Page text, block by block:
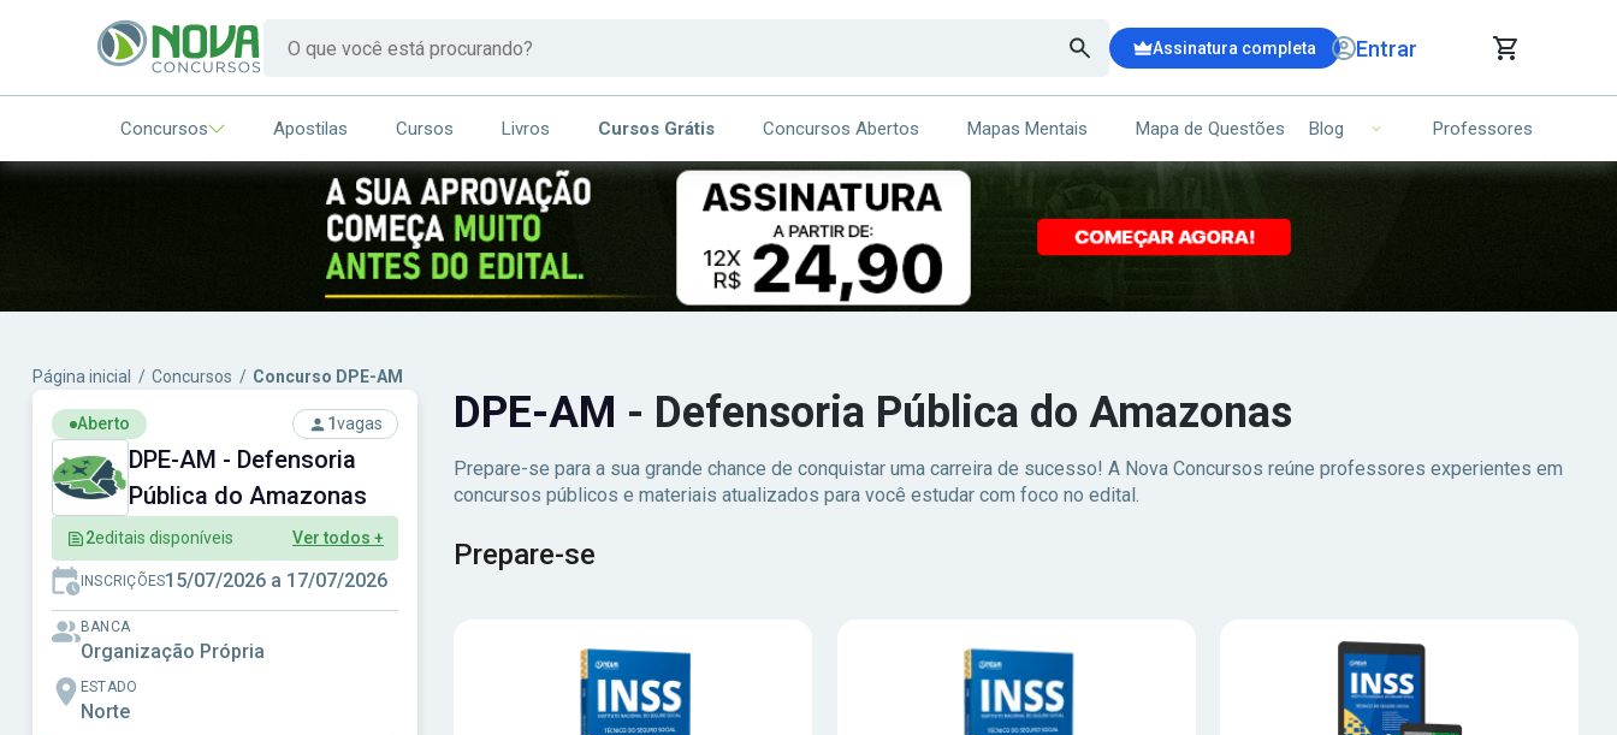
Assinatura completa Entrar
CARRINHO DE COMPRAS
ITENS (00)
Ops!
Seu carrinho ainda está vazio.
Concursos Apostilas Cursos Livros Cursos Grátis Concursos Abertos Mapas Mentais Mapa de Questões Blog Professores
Página inicial / Concursos / Concurso DPE-AM
Aberto 1vagas
DPE-AM - Defensoria
Pública do Amazonas
2editais disponíveis Ver todos +
INSCRIÇÕES15/07/2026 a 17/07/2026
BANCA
Organização Própria
ESTADO
Norte
DPE-AM - Defensoria Pública do Amazonas
Prepare-se para a sua grande chance de conquistar uma carreira de sucesso! A Nova Concursos reúne professores experientes em
concursos públicos e materiais atualizados para você estudar com foco no edital.
Prepare-se